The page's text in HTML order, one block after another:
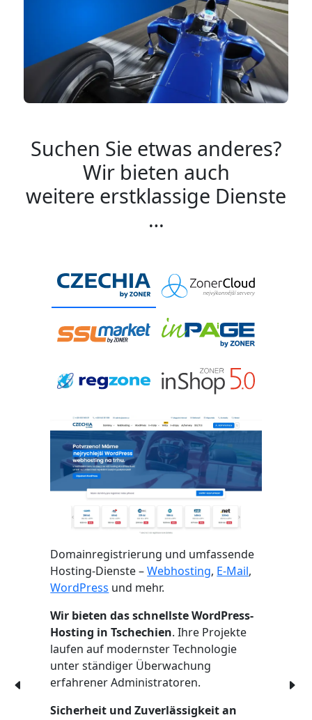
Suchen Sie etwas anderes?
Wir bieten auch
weitere erstklassige Dienste
…
Domainregistrierung und umfassende
Hosting-Dienste –Webhosting, E-Mail,
WordPress und mehr.
Wir bieten das schnellste WordPress-
Hosting in Tschechien. Ihre Projekte
laufen auf modernster Technologie
unter ständiger Überwachung
erfahrener Administratoren.
Sicherheit und Zuverlässigkeit an